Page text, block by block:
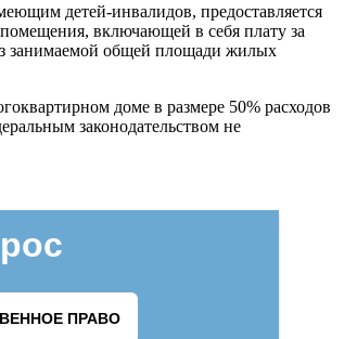
детей-инвалидов, предоставляется
включающей в себя плату за
занимаемой общей площади жилых
доме в размере 50% расходов
законодательством не